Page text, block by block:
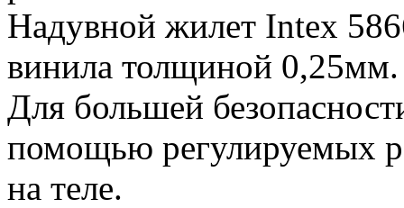
Надувной жилет Intex
винила толщиной 0,25мм.
Для большей
помощью регулируемых
на теле.